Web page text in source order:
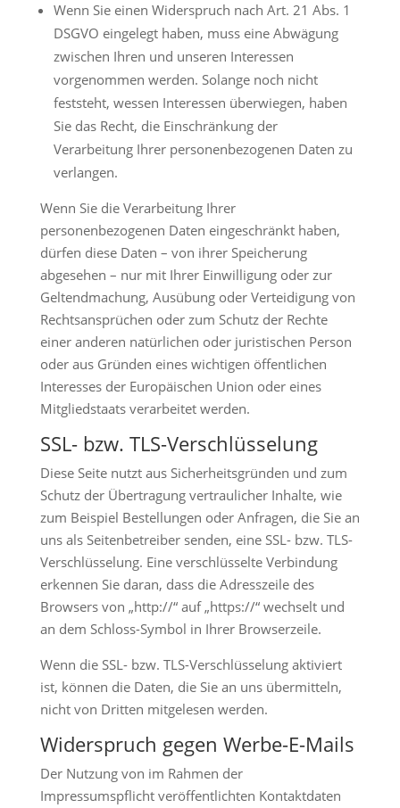
Wenn Sie einen Widerspruch nach Art. 21 Abs. 1
DSGVO eingelegt haben, muss eine Abwägung
zwischen Ihren und unseren Interessen
vorgenommen werden. Solange noch nicht
feststeht, wessen Interessen überwiegen, haben
Sie das Recht, die Einschränkung der
Verarbeitung Ihrer personenbezogenen Daten zu
verlangen.
Wenn Sie die Verarbeitung Ihrer
personenbezogenen Daten eingeschränkt haben,
dürfen diese Daten – von ihrer Speicherung
abgesehen – nur mit Ihrer Einwilligung oder zur
Geltendmachung, Ausübung oder Verteidigung von
Rechtsansprüchen oder zum Schutz der Rechte
einer anderen natürlichen oder juristischen Person
oder aus Gründen eines wichtigen öffentlichen
Interesses der Europäischen Union oder eines
Mitgliedstaats verarbeitet werden.
SSL- bzw. TLS-Verschlüsselung
Diese Seite nutzt aus Sicherheitsgründen und zum
Schutz der Übertragung vertraulicher Inhalte, wie
zum Beispiel Bestellungen oder Anfragen, die Sie an
uns als Seitenbetreiber senden, eine SSL- bzw. TLS-
Verschlüsselung. Eine verschlüsselte Verbindung
erkennen Sie daran, dass die Adresszeile des
Browsers von „http://“ auf „https://“ wechselt und
an dem Schloss-Symbol in Ihrer Browserzeile.
Wenn die SSL- bzw. TLS-Verschlüsselung aktiviert
ist, können die Daten, die Sie an uns übermitteln,
nicht von Dritten mitgelesen werden.
Widerspruch gegen Werbe-E-Mails
Der Nutzung von im Rahmen der
Impressumspflicht veröffentlichten Kontaktdaten